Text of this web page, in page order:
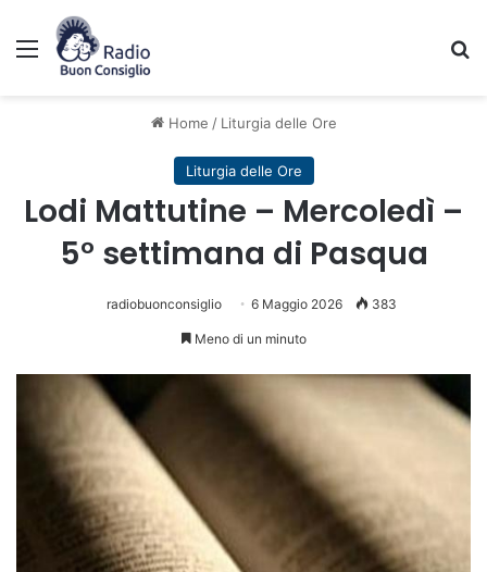
Menu
Home / Liturgia delle Ore
Liturgia delle Ore
Lodi Mattutine – Mercoledì –
5° settimana di Pasqua
radiobuonconsiglio 6 Maggio 2026 383
Meno di un minuto